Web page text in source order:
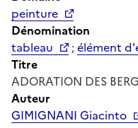
peinture
Dénomination
tableau
;élément
Titre
ADORATION DES
Auteur
GIMIGNANI Giacinto